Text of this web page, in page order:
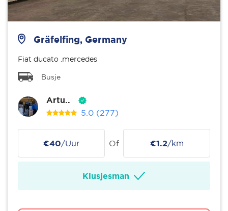
Gräfelfing, Germany
Fiat ducato .mercedes
Busje
Artu..
5.0 (277)
€40/Uur Of €1.2/km
Klusjesman